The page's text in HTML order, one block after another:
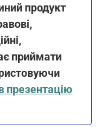
продукт
приймати
презентацію